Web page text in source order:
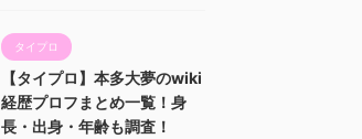
タイプロ
【タイプロ】本多大夢のwiki
経歴プロフまとめ一覧！身
長・出身・年齢も調査！